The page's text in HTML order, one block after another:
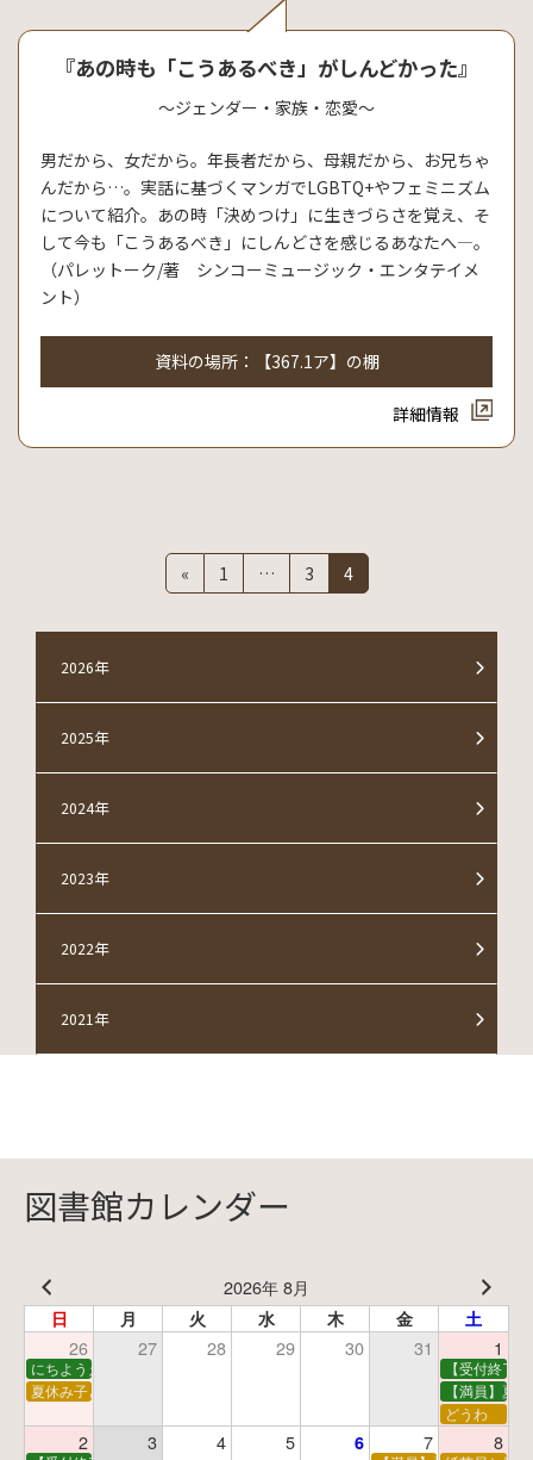
『あの時も「こうあるべき」がしんどかった』
～ジェンダー・家族・恋愛～
男だから、女だから。年長者だから、母親だから、お兄ちゃ
んだから…。実話に基づくマンガでLGBTQ+やフェミニズム
について紹介。あの時「決めつけ」に生きづらさを覚え、そ
して今も「こうあるべき」にしんどさを感じるあなたへ―。
（パレットーク/著 シンコーミュージック・エンタテイメ
ント）
資料の場所：【367.1ア】の棚
詳細情報
稿
の
ペ
ー
ジ
送
り
«
固
定
1 …
固
定
3
固
定
4
2026年
2025年
2024年
2023年
2022年
2021年
図書館カレンダー
2026年 8月
日 月 火 水 木 金 土
26 27 28 29 30 31 1
にちようえほん
【受付終了
夏休み子ども映画会
【満員】夏
どうわ
2 3 4 5 6 7 8